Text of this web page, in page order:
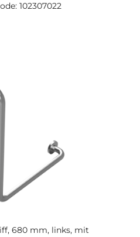
102307022
680 mm, links, mit